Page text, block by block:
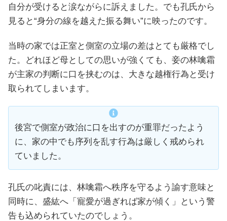
自分が受けると涙ながらに訴えました。でも孔氏から
見ると“身分の線を越えた振る舞い”に映ったのです。
当時の家では正室と側室の立場の差はとても厳格でし
た。どれほど母としての思いが強くても、妾の林噙霜
が主家の判断に口を挟むのは、大きな越権行為と受け
取られてしまいます。
後宮で側室が政治に口を出すのが重罪だったよう
に、家の中でも序列を乱す行為は厳しく戒められ
ていました。
孔氏の叱責には、林噙霜へ秩序を守るよう諭す意味と
同時に、盛紘へ「寵愛が過ぎれば家が傾く」という警
告も込められていたのでしょう。